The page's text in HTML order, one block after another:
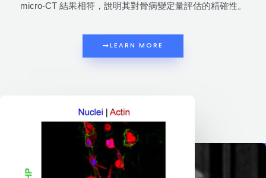
micro-CT 結果相符，說明其對骨病變定量評估的精確性。
LEARN MORE